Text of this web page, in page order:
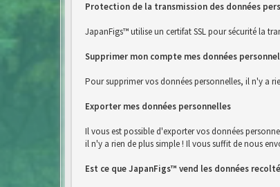
Protection de la transmission des données
JapanFigs™ utilise un certifat SSL pour sécurité la
Supprimer mon compte mes données
Pour supprimer vos données personnelles, il n'y a
Exporter mes données personnelles
Il vous est possible d'exporter vos données
il n'y a rien de plus simple ! Il vous suffit de nous
Est ce que JapanFigs™ vend les données